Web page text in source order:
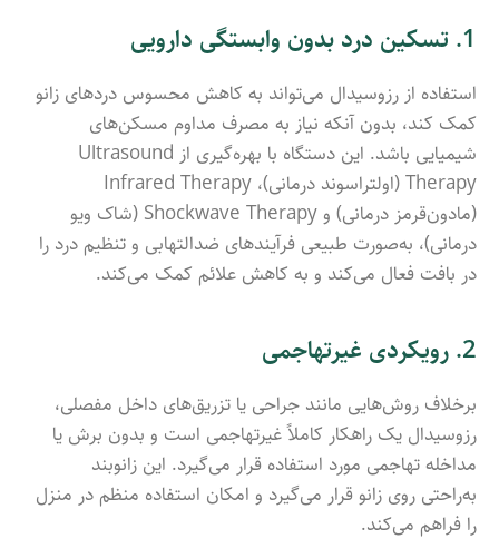
1. تسکین درد بدون وابستگی دارویی
استفاده از رزوسیدال می‌تواند به کاهش محسوس دردهای زانو
کمک کند، بدون آنکه نیاز به مصرف مداوم مسکن‌های
شیمیایی باشد. این دستگاه با بهره‌گیری از Ultrasound
Therapy (اولتراسوند درمانی)، Infrared Therapy
(مادون‌قرمز درمانی) و Shockwave Therapy (شاک ویو
درمانی)، به‌صورت طبیعی فرآیندهای ضدالتهابی و تنظیم درد را
در بافت فعال می‌کند و به کاهش علائم کمک می‌کند.
2. رویکردی غیرتهاجمی
برخلاف روش‌هایی مانند جراحی یا تزریق‌های داخل مفصلی،
رزوسیدال یک راهکار کاملاً غیرتهاجمی است و بدون برش یا
مداخله تهاجمی مورد استفاده قرار می‌گیرد. این زانوبند
به‌راحتی روی زانو قرار می‌گیرد و امکان استفاده منظم در منزل
را فراهم می‌کند.